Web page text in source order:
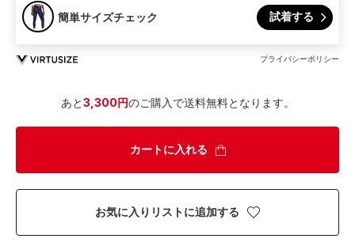
簡単サイズチェック 試着する
プライバシーポリシー
あと3,300円のご購入で送料無料となります。
カートに入れる
お気に入りリストに追加する